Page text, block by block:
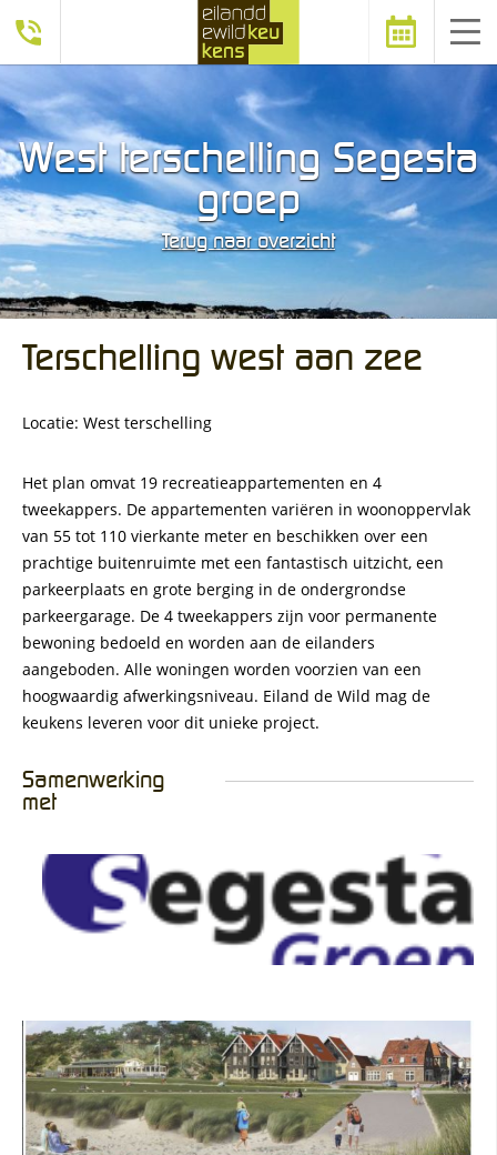
maken
West terschelling Segesta
groep
Terug naar overzicht
Terschelling west aan zee
Locatie: West terschelling
Het plan omvat 19 recreatieappartementen en 4
tweekappers. De appartementen variëren in woonoppervlak
van 55 tot 110 vierkante meter en beschikken over een
prachtige buitenruimte met een fantastisch uitzicht, een
parkeerplaats en grote berging in de ondergrondse
parkeergarage. De 4 tweekappers zijn voor permanente
bewoning bedoeld en worden aan de eilanders
aangeboden. Alle woningen worden voorzien van een
hoogwaardig afwerkingsniveau. Eiland de Wild mag de
keukens leveren voor dit unieke project.
Samenwerking
met